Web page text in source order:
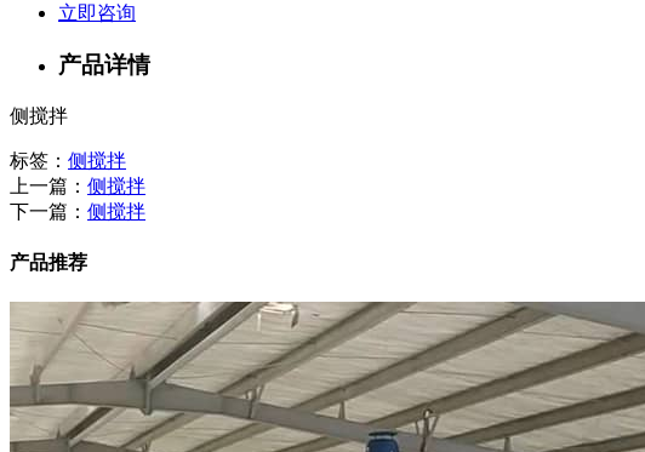
立即咨询
产品详情
侧搅拌
标签： 侧搅拌
上一篇： 侧搅拌
下一篇： 侧搅拌
产品推荐